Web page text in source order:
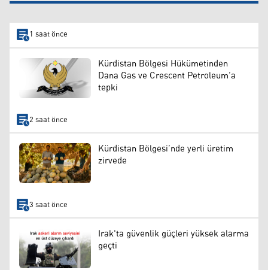
1 saat önce
Kürdistan Bölgesi Hükümetinden
Dana Gas ve Crescent Petroleum’a
tepki
2 saat önce
Kürdistan Bölgesi’nde yerli üretim
zirvede
3 saat önce
Irak'ta güvenlik güçleri yüksek alarma
geçti